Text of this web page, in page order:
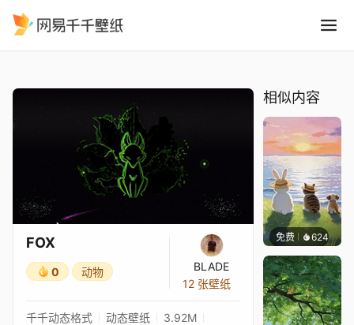
FOX
0 动物
BLADE
12 张壁纸
千千动态格式 动态壁纸
3.92M
相似内容
免费 624渔小小